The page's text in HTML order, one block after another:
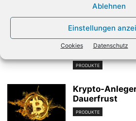
Ablehnen
Einstellungen
Cookies Datenschutz
Verwandte
Weltbank:
PRODUKTE
Krypto-
Dauerfrust
PRODUKTE